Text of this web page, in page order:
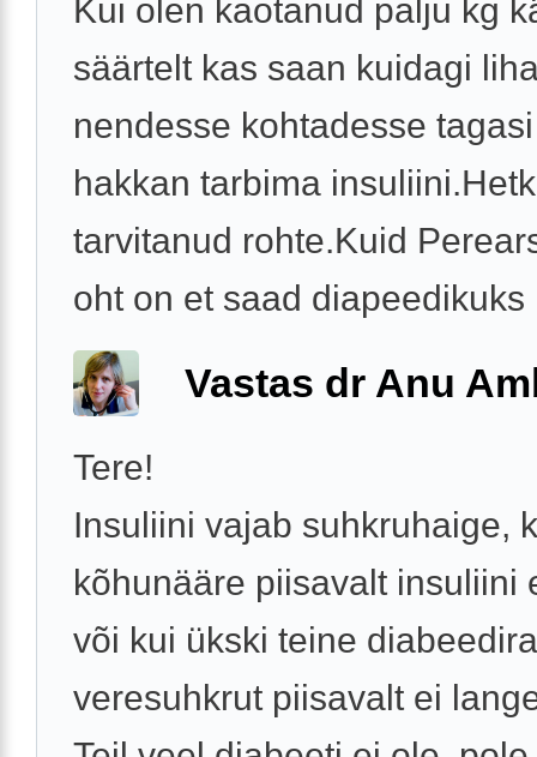
Kui olen kaotanud palju kg
säärtelt kas saan kuidagi
nendesse kohtadesse
hakkan tarbima
tarvitanud rohte.Kuid
oht on et saad diapeedikuks
Vastas dr Anu
Tere!
Insuliini vajab suhkruhaige,
kõhunääre piisavalt insuliini
või kui ükski teine
veresuhkrut piisavalt ei